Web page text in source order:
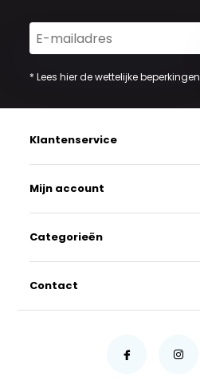
* Lees hier de wettelijke beperkingen
Klantenservice
Mijn account
Categorieën
Contact